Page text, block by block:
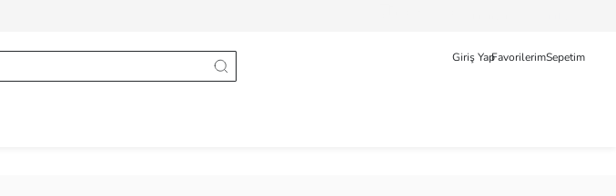
Giriş YapFavorilerimSepetim